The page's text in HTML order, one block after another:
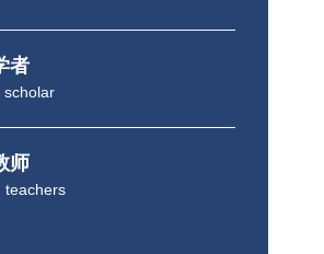
者
scholar
师
teachers